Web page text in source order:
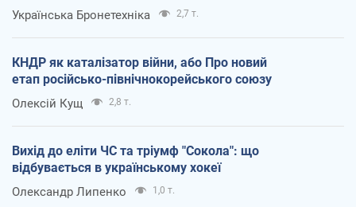
Українська Бронетехніка 2,7 т.
КНДР як каталізатор війни, або Про новий
етап російсько-північнокорейського союзу
Олексій Кущ 2,8 т.
Вихід до еліти ЧС та тріумф "Сокола": що
відбувається в українському хокеї
Олександр Липенко 1,0 т.